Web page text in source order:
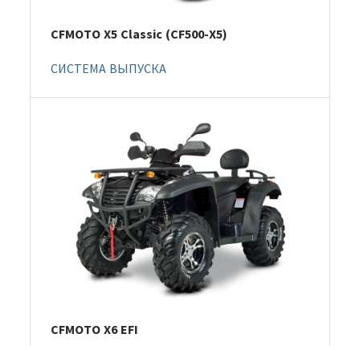
CFMOTO X5 Classic (CF500-X5)
СИСТЕМА ВЫПУСКА
CFMOTO X6 EFI